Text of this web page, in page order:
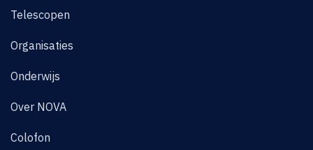
Telescopen
Organisaties
Onderwijs
Over NOVA
Colofon